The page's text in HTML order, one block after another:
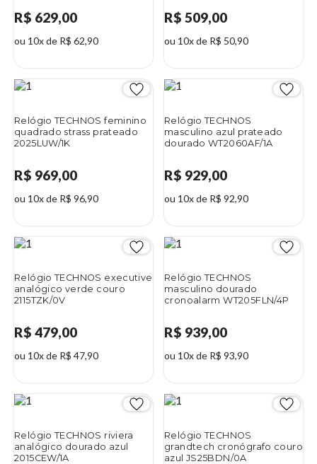
R$ 629,00
ou 10x de R$ 62,90
R$ 509,00
ou 10x de R$ 50,90
Relógio TECHNOS feminino
quadrado strass prateado
2025LUW/1K
R$ 969,00
ou 10x de R$ 96,90
Relógio TECHNOS
masculino azul prateado
dourado WT2060AF/1A
R$ 929,00
ou 10x de R$ 92,90
Relógio TECHNOS executive
analógico verde couro
2115TZK/0V
R$ 479,00
ou 10x de R$ 47,90
Relógio TECHNOS
masculino dourado
cronoalarm WT205FLN/4P
R$ 939,00
ou 10x de R$ 93,90
Relógio TECHNOS riviera
analógico dourado azul
2015CEW/1A
Relógio TECHNOS
grandtech cronógrafo couro
azul JS25BDN/0A